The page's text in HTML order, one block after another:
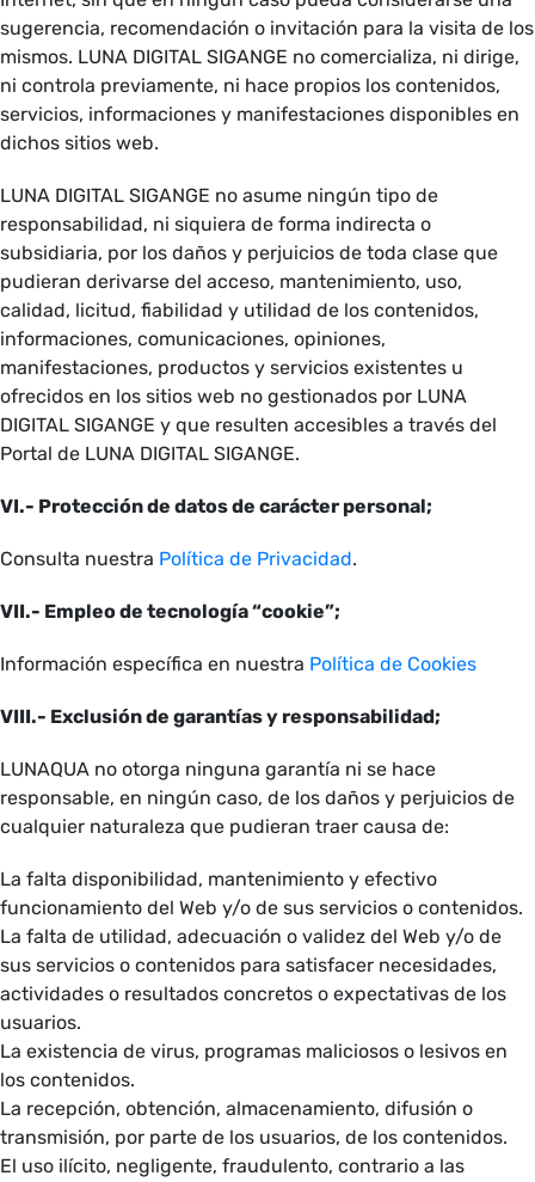
sugerencia, recomendación o invitación para la visita de los
mismos. LUNA DIGITAL SIGANGE no comercializa, ni dirige,
ni controla previamente, ni hace propios los contenidos,
servicios, informaciones y manifestaciones disponibles en
dichos sitios web.
LUNA DIGITAL SIGANGE no asume ningún tipo de
responsabilidad, ni siquiera de forma indirecta o
subsidiaria, por los daños y perjuicios de toda clase que
pudieran derivarse del acceso, mantenimiento, uso,
calidad, licitud, fiabilidad y utilidad de los contenidos,
informaciones, comunicaciones, opiniones,
manifestaciones, productos y servicios existentes u
ofrecidos en los sitios web no gestionados por LUNA
DIGITAL SIGANGE y que resulten accesibles a través del
Portal de LUNA DIGITAL SIGANGE.
VI.- Protección de datos de carácter personal;
Consulta nuestra Política de Privacidad.
VII.- Empleo de tecnología “cookie”;
Información específica en nuestra Política de Cookies
VIII.- Exclusión de garantías y responsabilidad;
LUNAQUA no otorga ninguna garantía ni se hace
responsable, en ningún caso, de los daños y perjuicios de
cualquier naturaleza que pudieran traer causa de:
La falta disponibilidad, mantenimiento y efectivo
funcionamiento del Web y/o de sus servicios o contenidos.
La falta de utilidad, adecuación o validez del Web y/o de
sus servicios o contenidos para satisfacer necesidades,
actividades o resultados concretos o expectativas de los
usuarios.
La existencia de virus, programas maliciosos o lesivos en
los contenidos.
La recepción, obtención, almacenamiento, difusión o
transmisión, por parte de los usuarios, de los contenidos.
El uso ilícito, negligente, fraudulento, contrario a las